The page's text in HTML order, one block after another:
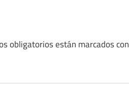
obligatorios están marcados con